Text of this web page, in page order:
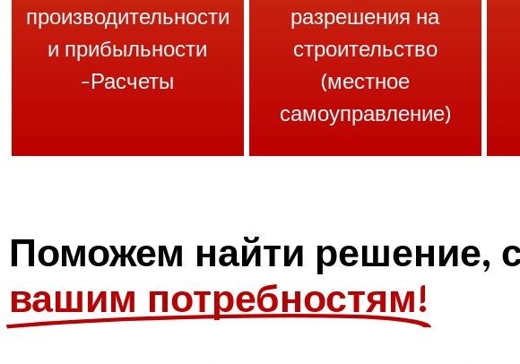
производительности
и прибыльности
-Расчеты
разрешения на
строительство
(местное
самоуправление)
Поможем найти решение,
вашим потребностям!